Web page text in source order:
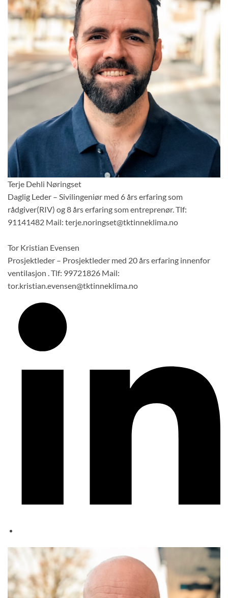
Terje Dehli Nøringset
Daglig Leder – Sivilingeniør med 6 års erfaring som
rådgiver(RIV) og 8 års erfaring som entreprenør. Tlf:
91141482 Mail: terje.noringset@tktinneklima.no
Tor Kristian Evensen
Prosjektleder – Prosjektleder med 20 års erfaring innenfor
ventilasjon . Tlf: 99721826 Mail:
tor.kristian.evensen@tktinneklima.no